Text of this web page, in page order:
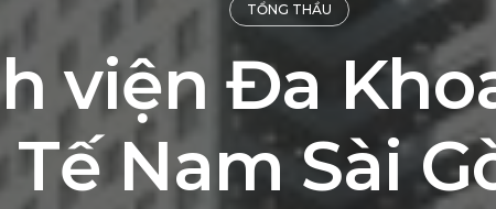
TỔNG THẦU
viện Đa
Tế Nam Sài